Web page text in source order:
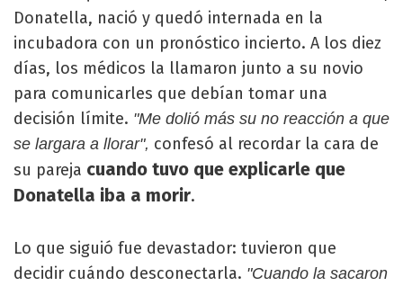
Donatella, nació y quedó internada en la
incubadora con un pronóstico incierto. A los diez
días, los médicos la llamaron junto a su novio
para comunicarles que debían tomar una
decisión límite. "Me dolió más su no reacción a que
se largara a llorar", confesó al recordar la cara de
su pareja cuando tuvo que explicarle que
Donatella iba a morir.
Lo que siguió fue devastador: tuvieron que
decidir cuándo desconectarla. "Cuando la sacaron